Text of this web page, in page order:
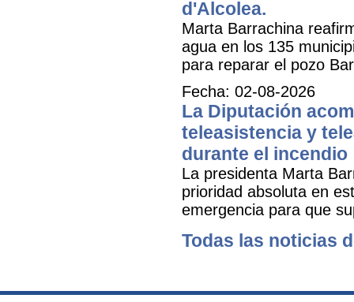
d'Alcolea.
Marta Barrachina
agua en los 135
para reparar el pozo
Fecha: 02-08-2026
La Diputación
teleasistencia y
durante el incendio
La presidenta Marta
prioridad absoluta en
emergencia para que
Todas las noticias